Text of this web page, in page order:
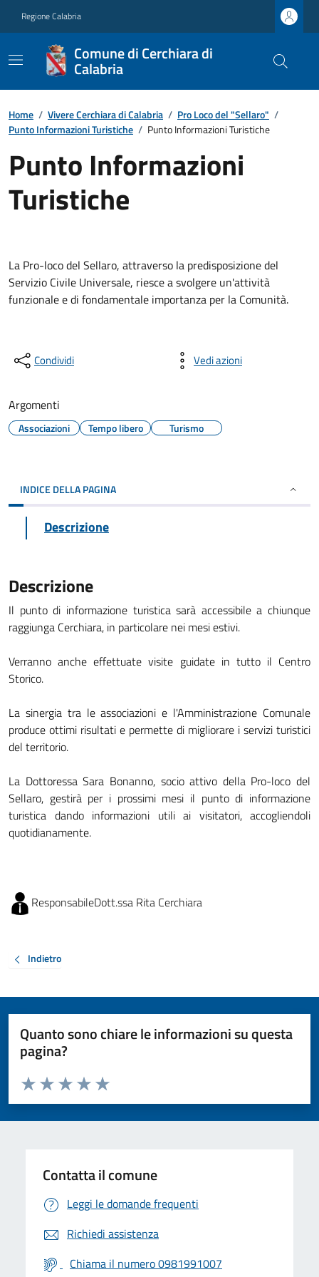
Regione Calabria
Comune di Cerchiara di
Calabria
Home / Vivere Cerchiara di Calabria / Pro Loco del "Sellaro" /
Punto Informazioni Turistiche / Punto Informazioni Turistiche
Punto Informazioni
Turistiche
La Pro-loco del Sellaro, attraverso la predisposizione del
Servizio Civile Universale, riesce a svolgere un'attività
funzionale e di fondamentale importanza per la Comunità.
Condividi Vedi azioni
Argomenti
Associazioni Tempo libero Turismo
INDICE DELLA PAGINA
Descrizione
Descrizione
Il punto di informazione turistica sarà accessibile a chiunque
raggiunga Cerchiara, in particolare nei mesi estivi.
Verranno anche effettuate visite guidate in tutto il Centro
Storico.
La sinergia tra le associazioni e l'Amministrazione Comunale
produce ottimi risultati e permette di migliorare i servizi turistici
del territorio.
La Dottoressa Sara Bonanno, socio attivo della Pro-loco del
Sellaro, gestirà per i prossimi mesi il punto di informazione
turistica dando informazioni utili ai visitatori, accogliendoli
quotidianamente.
ResponsabileDott.ssa Rita Cerchiara
Indietro
Quanto sono chiare le informazioni su questa
pagina?
Valuta da 1 a 5 stelle la pagina
Valuta 5 stelle su 5
Valuta 4 stelle su 5
Valuta 3 stelle su 5
Valuta 2 stelle su 5
Valuta 1 stelle su 5
Contatta il comune
Leggi le domande frequenti
Richiedi assistenza
Chiama il numero 0981991007